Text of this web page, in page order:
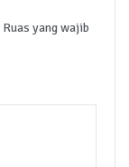
Ruas yang wajib